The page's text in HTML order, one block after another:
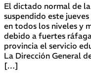
El dictado normal de
suspendido este
en todos los niveles y
debido a fuertes
provincia el servicio
La Dirección General
[…]